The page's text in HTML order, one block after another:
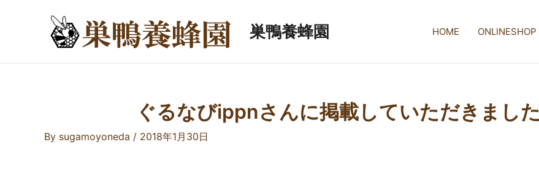
巣鴨養蜂園 HOME ONLINESHOP
ぐるなびippnさんに掲載していただきました
By sugamoyoneda / 2018年1月30日